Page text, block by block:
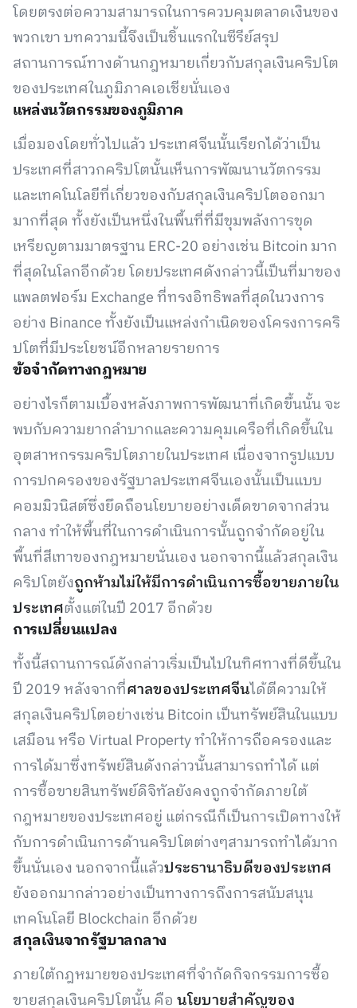
โดยตรงต่อความสามารถในการควบคุมตลาดเงินของ
พวกเขา บทความนี้จึงเป็นชิ้นแรกในซีรีย์สรุป
สถานการณ์ทางด้านกฎหมายเกี่ยวกับสกุลเงินคริปโต
ของประเทศในภูมิภาคเอเชียนั่นเอง
แหล่งนวัตกรรมของภูมิภาค
เมื่อมองโดยทั่วไปแล้ว ประเทศจีนนั้นเรียกได้ว่าเป็น
ประเทศที่สาวกคริปโตนั้นเห็นการพัฒนานวัตกรรม
และเทคโนโลยีที่เกี่ยวของกับสกุลเงินคริปโตออกมา
มากที่สุด ทั้งยังเป็นหนึ่งในพื้นที่ที่มีขุมพลังการขุด
เหรียญตามมาตรฐาน ERC-20 อย่างเช่น Bitcoin มาก
ที่สุดในโลกอีกด้วย โดยประเทศดังกล่าวนี้เป็นที่มาของ
แพลตฟอร์ม Exchange ที่ทรงอิทธิพลที่สุดในวงการ
อย่าง Binance ทั้งยังเป็นแหล่งกำเนิดของโครงการคริ
ปโตที่มีประโยชน์อีกหลายรายการ
ข้อจำกัดทางกฎหมาย
อย่างไรก็ตามเบื้องหลังภาพการพัฒนาที่เกิดขึ้นนั้น จะ
พบกับความยากลำบากและความคุมเครือที่เกิดขึ้นใน
อุตสาหกรรมคริปโตภายในประเทศ เนื่องจากรูปแบบ
การปกครองของรัฐบาลประเทศจีนเองนั้นเป็นแบบ
คอมมิวนิสต์ซึ่งยึดถือนโยบายอย่างเด็ดขาดจากส่วน
กลาง ทำให้พื้นที่ในการดำเนินการนั้นถูกจำกัดอยู่ใน
พื้นที่สีเทาของกฎหมายนั่นเอง นอกจากนี้แล้วสกุลเงิน
คริปโตยังถูกห้ามไม่ให้มีการดำเนินการซื้อขายภายใน
ประเทศตั้งแต่ในปี 2017 อีกด้วย
การเปลี่ยนแปลง
ทั้งนี้สถานการณ์ดังกล่าวเริ่มเป็นไปในทิศทางที่ดีขึ้นใน
ปี 2019 หลังจากที่ศาลของประเทศจีนได้ตีความให้
สกุลเงินคริปโตอย่างเช่น Bitcoin เป็นทรัพย์สินในแบบ
เสมือน หรือ Virtual Property ทำให้การถือครองและ
การได้มาซึ่งทรัพย์สินดังกล่าวนั้นสามารถทำได้ แต่
การซื้อขายสินทรัพย์ดิจิทัลยังคงถูกจำกัดภายใต้
กฎหมายของประเทศอยู่ แต่กรณีก็เป็นการเปิดทางให้
กับการดำเนินการด้านคริปโตต่างๆสามารถทำได้มาก
ขึ้นนั่นเอง นอกจากนี้แล้วประธานาธิบดีของประเทศ
ยังออกมากล่าวอย่างเป็นทางการถึงการสนับสนุน
เทคโนโลยี Blockchain อีกด้วย
สกุลเงินจากรัฐบาลกลาง
ภายใต้กฎหมายของประเทศที่จำกัดกิจกรรมการซื้อ
ขายสกุลเงินคริปโตนั้น คือ นโยบายสำคัญของ